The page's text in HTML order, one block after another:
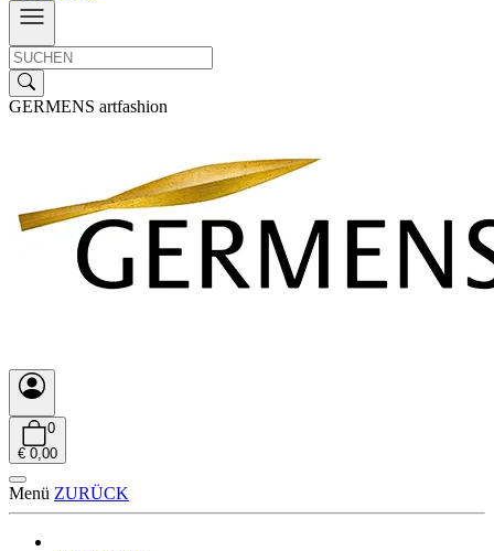
GERMENS artfashion
0
€ 0,00
Menü ZURÜCK